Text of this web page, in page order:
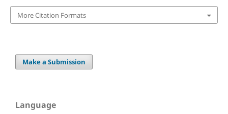
More Citation Formats
Make a Submission
Language